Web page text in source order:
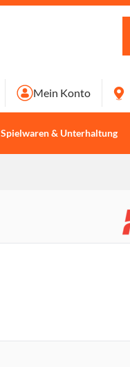
Spielwaren & Unterhaltung
Mein Konto